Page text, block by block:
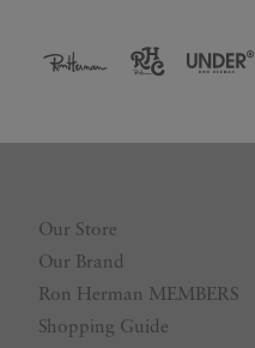
Our Store
Our Brand
Ron Herman MEMBERS
Shopping Guide